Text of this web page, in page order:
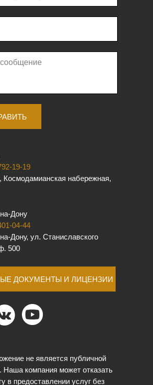
ДОКУМЕНТЫ И ЛИЦЕНЗИИ
19-19
Космодамианская набережная,
на-Дону
04-44
на-Дону, ул. Станиславского
500
не является публичной
Наша компания может отказать
в предоставлении услуг без